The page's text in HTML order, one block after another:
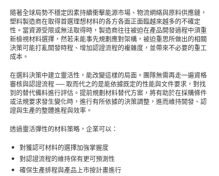
隨著全球局勢不穩定因素持續衝擊能源市場、物流網絡與原料供應鏈，
塑料製造商在取得首選理想材料的各方各面正面臨越來越多的不確定
性。當資源受限或無法取得時，製造商往往被迫在產品開發過程中須重
新檢視材料選擇，然若未能事先規劃應對架構，被迫重思所做出的相關
決策可能打亂開發時程、增加認證流程的複雜度，並帶來不必要的重工
成本。
在選料決策中建立靈活性，能改變這樣的局面。團隊無需再走一遍資格
審核與認證流程 ── 取而代之的是能依據既定的性能與文件要求，對找
到的替代備料進行評估。提前規劃材料替代方案，將有助於在採購條件
或法規要求發生變化時，進行有所依據的決策調整，進而維持開發、認
證與生產的整體進程與效率。
透過靈活彈性的材料策略，企業可以：
對獲認可材料的選擇加強掌握度
對認證流程的維持保有更可預測性
確保生產排程與產品上市按計畫進行